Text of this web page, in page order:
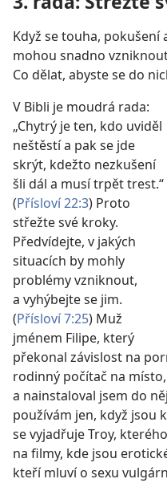
Když se touha, pokušení
mohou snadno
Co dělat, abyste se do
V Bibli je moudrá rada:
„Chytrý je ten, kdo uviděl
neštěstí a pak se jde
skrýt, kdežto nezkušení
šli dál a musí trpět trest.“
(Přísloví 22:3) Proto
střežte své kroky.
Předvídejte, v jakých
situacích by mohly
problémy vzniknout,
a vyhýbejte se jim.
(Přísloví 7:25) Muž
jménem Filipe, který
překonal závislost na
rodinný počítač na
a nainstaloval jsem do
používám jen, když jsou
se vyjadřuje Troy,
na filmy, kde jsou
kteří mluví o sexu